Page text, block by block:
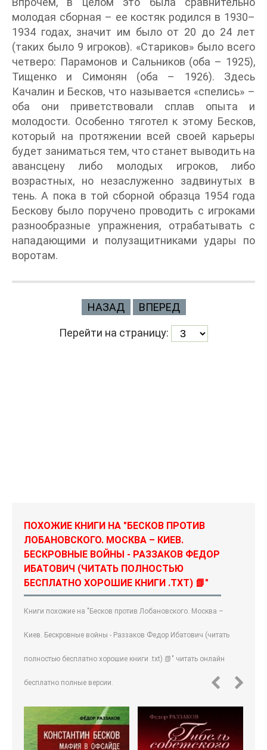
молодая сборная – ее костяк родился в 1930–
1934 годах, значит им было от 20 до 24 лет
(таких было 9 игроков). «Стариков» было всего
четверо: Парамонов и Сальников (оба – 1925),
Тищенко и Симонян (оба – 1926). Здесь
Качалин и Бесков, что называется «спелись» –
оба они приветствовали сплав опыта и
молодости. Особенно тяготел к этому Бесков,
который на протяжении всей своей карьеры
будет заниматься тем, что станет выводить на
авансцену либо молодых игроков, либо
возрастных, но незаслуженно задвинутых в
тень. А пока в той сборной образца 1954 года
Бескову было поручено проводить с игроками
разнообразные упражнения, отрабатывать с
нападающими и полузащитниками удары по
воротам.
НАЗАД ВПЕРЕД
Перейти на страницу:
ПОХОЖИЕ КНИГИ НА "БЕСКОВ ПРОТИВ
ЛОБАНОВСКОГО. МОСКВА – КИЕВ.
БЕСКРОВНЫЕ ВОЙНЫ - РАЗЗАКОВ ФЕДОР
ИБАТОВИЧ (ЧИТАТЬ ПОЛНОСТЬЮ
БЕСПЛАТНО ХОРОШИЕ КНИГИ .TXT) 📗"
Книги похожие на "Бесков против Лобановского. Москва –
Киев. Бескровные войны - Раззаков Федор Ибатович (читать
полностью бесплатно хорошие книги .txt) 📗" читать онлайн
бесплатно полные версии.